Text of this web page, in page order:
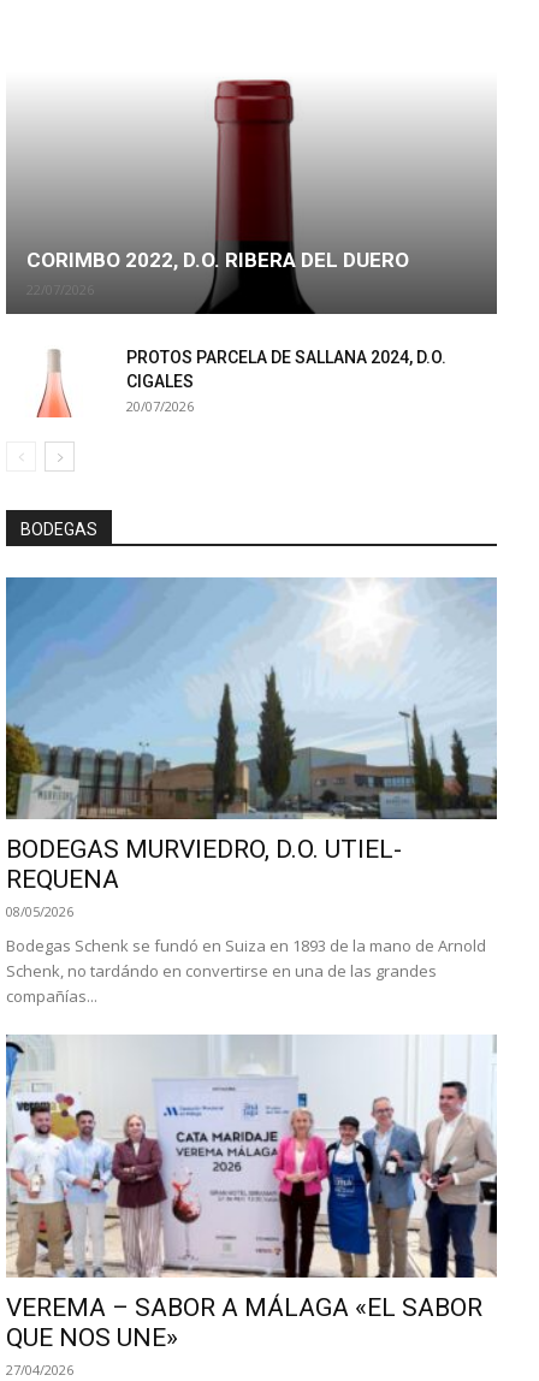
CORIMBO 2022, D.O. RIBERA DEL DUERO
22/07/2026
PROTOS PARCELA DE SALLANA 2024, D.O.
CIGALES
20/07/2026
BODEGAS
BODEGAS MURVIEDRO, D.O. UTIEL-
REQUENA
08/05/2026
Bodegas Schenk se fundó en Suiza en 1893 de la mano de Arnold
Schenk, no tardándo en convertirse en una de las grandes
compañías...
VEREMA – SABOR A MÁLAGA «EL SABOR
QUE NOS UNE»
27/04/2026